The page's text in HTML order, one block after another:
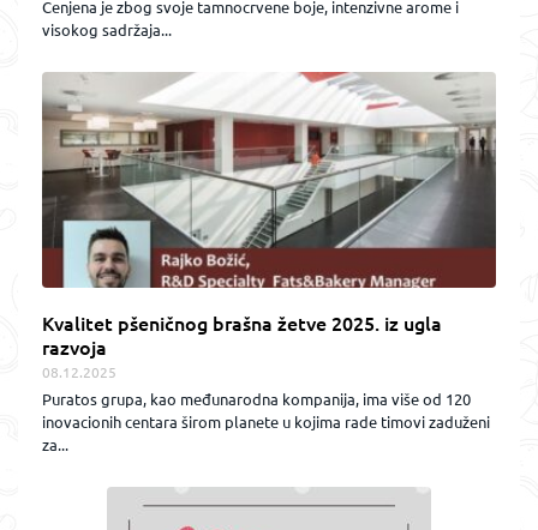
Cenjena je zbog svoje tamnocrvene boje, intenzivne arome i
visokog sadržaja...
Kvalitet pšeničnog brašna žetve 2025. iz ugla
razvoja
08.12.2025
Puratos grupa, kao međunarodna kompanija, ima više od 120
inovacionih centara širom planete u kojima rade timovi zaduženi
za...